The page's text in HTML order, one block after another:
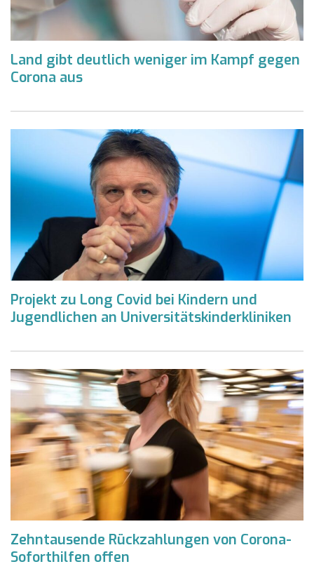
Land gibt deutlich weniger im Kampf gegen
Corona aus
Projekt zu Long Covid bei Kindern und
Jugendlichen an Universitätskinderkliniken
Zehntausende Rückzahlungen von Corona-
Soforthilfen offen